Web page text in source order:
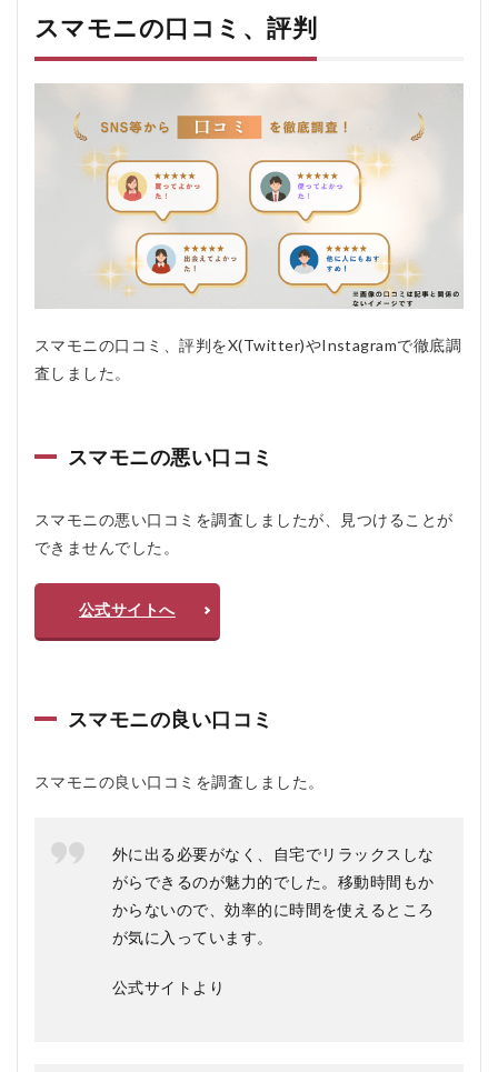
人
お
す
す
する
すめ
モ
の
る
問Q
スマモニの口コミ、評判
スマモニの口コミ、評判をX(Twitter)やInstagramで徹底調
査しました。
スマモニの悪い口コミ
スマモニの悪い口コミを調査しましたが、見つけることが
できませんでした。
公式サイトへ
スマモニの良い口コミ
スマモニの良い口コミを調査しました。
外に出る必要がなく、自宅でリラックスしな
がらできるのが魅力的でした。移動時間もか
からないので、効率的に時間を使えるところ
が気に入っています。
公式サイトより